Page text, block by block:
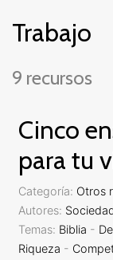
Trabajo
9 recursos
Cinco
para tu
Categoría: Otros
Autores:
Temas: Biblia -
Riqueza -